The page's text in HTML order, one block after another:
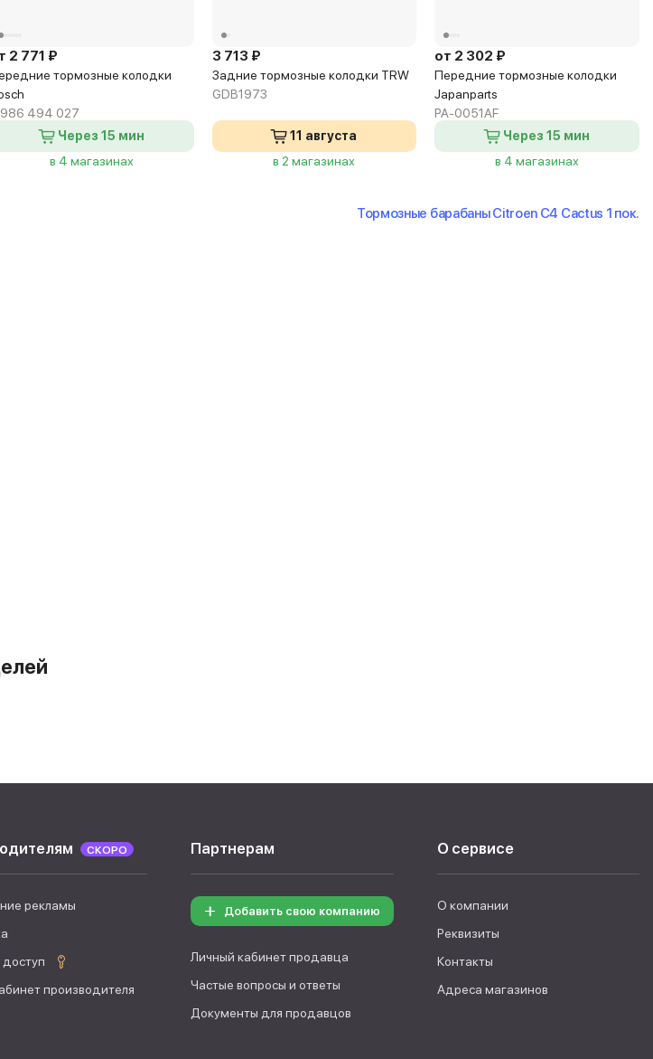
2 771 ₽
тормозные колодки
494 027
Через 15 мин
в 4 магазинах
3 713 ₽
Задние тормозные колодки TRW
GDB1973
11 августа
в 2 магазинах
от 2 302 ₽
Передние тормозные колодки
Japanparts
PA-0051AF
Через 15 мин
в 4 магазинах
Тормозные барабаны Citroen C4 Cactus 1 пок.
СКОРО
рекламы
доступ
производителя
Партнерам
Добавить свою компанию
Личный кабинет продавца
Частые вопросы и ответы
Документы для продавцов
О сервисе
О компании
Реквизиты
Контакты
Адреса магазинов